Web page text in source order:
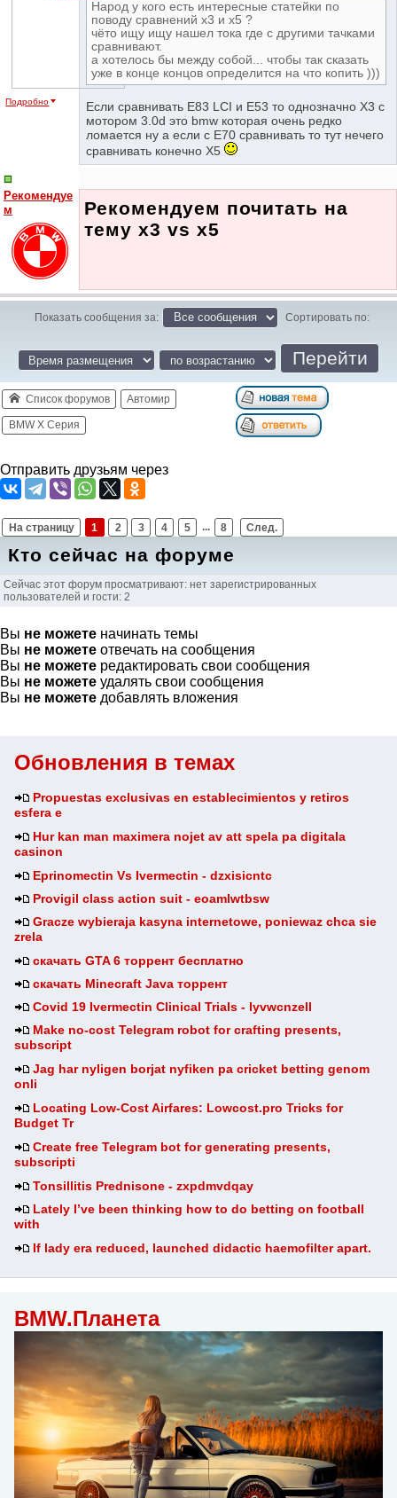
Обновления в темах
Propuestas exclusivas en establecimientos y retiros
esfera e
Hur kan man maximera nojet av att spela pa digitala
casinon
Eprinomectin Vs Ivermectin - dzxisicntc
Provigil class action suit - eoamlwtbsw
Gracze wybieraja kasyna internetowe, poniewaz chca sie
zrela
скачать GTA 6 торрент бесплатно
скачать Minecraft Java торрент
Covid 19 Ivermectin Clinical Trials - lyvwcnzell
Make no-cost Telegram robot for crafting presents,
subscript
Jag har nyligen borjat nyfiken pa cricket betting genom
onli
Locating Low-Cost Airfares: Lowcost.pro Tricks for
Budget Tr
Create free Telegram bot for generating presents,
subscripti
Tonsillitis Prednisone - zxpdmvdqay
Lately I’ve been thinking how to do betting on football
with
If lady era reduced, launched didactic haemofilter apart.
BMW.Планета
Подробно
Народ у кого есть интересные статейки по
поводу сравнений х3 и х5 ?
чёто ищу ищу нашел тока где с другими тачками
сравнивают.
а хотелось бы между собой... чтобы так сказать
уже в конце концов определится на что копить )))
Если сравнивать Е83 LCI и Е53 то однозначно Х3 с
мотором 3.0d это bmw которая очень редко
ломается ну а если с Е70 сравнивать то тут нечего
сравнивать конечно Х5
Рекомендуе
м
Рекомендуем почитать на
тему x3 vs x5
Показать сообщения за: Сортировать по:
Список форумов Автомир
BMW X Серия
Отправить друзьям через
На страницу 1 2 3 4 5 ... 8 След.
Кто сейчас на форуме
Сейчас этот форум просматривают: нет зарегистрированных
пользователей и гости: 2
Вы не можете начинать темы
Вы не можете отвечать на сообщения
Вы не можете редактировать свои сообщения
Вы не можете удалять свои сообщения
Вы не можете добавлять вложения